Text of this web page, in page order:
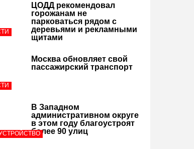
ЦОДД рекомендовал
горожанам не
парковаться рядом с
деревьями и рекламными
щитами
Москва обновляет свой
пассажирский транспорт
В Западном
административном округе
в этом году благоустроят
более 90 улиц